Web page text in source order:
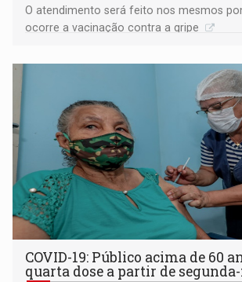
O atendimento será feito nos mesmos
ocorre a vacinação contra a gripe
COVID-19: Público acima de 60
quarta dose a partir de